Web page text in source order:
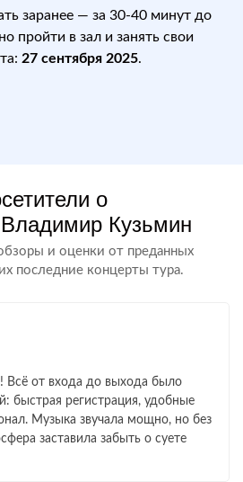
заранее — за 30-40 минут до
пройти в зал и занять свои
27 сентября 2025.
о
Кузьмин
и оценки от преданных
последние концерты тура.
Всё от входа до выхода было
быстрая регистрация, удобные
Музыка звучала мощно, но без
заставила забыть о суете